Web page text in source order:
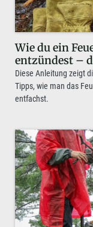
Wie du ein
entzündest –
Diese Anleitung zeigt
Tipps, wie man das
entfachst.